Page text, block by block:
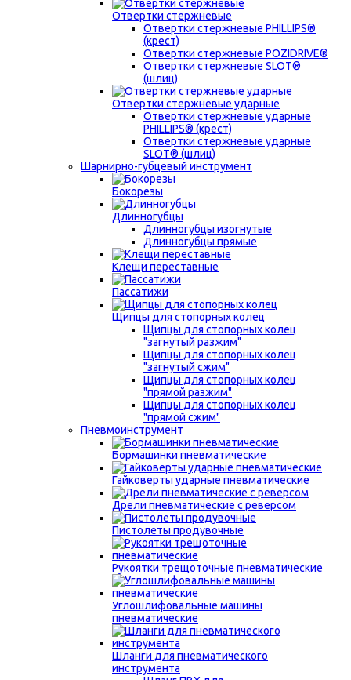
Отвертки стержневые
Отвертки стержневые PHILLIPS®
(крест)
Отвертки стержневые POZIDRIVE®
Отвертки стержневые SLOT®
(шлиц)
Отвертки стержневые ударные
Отвертки стержневые ударные
PHILLIPS® (крест)
Отвертки стержневые ударные
SLOT® (шлиц)
Шарнирно-губцевый инструмент
Бокорезы
Длинногубцы
Длинногубцы изогнутые
Длинногубцы прямые
Клещи переставные
Пассатижи
Щипцы для стопорных колец
Щипцы для стопорных колец
"загнутый разжим"
Щипцы для стопорных колец
"загнутый сжим"
Щипцы для стопорных колец
"прямой разжим"
Щипцы для стопорных колец
"прямой сжим"
Пневмоинструмент
Бормашинки пневматические
Гайковерты ударные пневматические
Дрели пневматические с реверсом
Пистолеты продувочные
Рукоятки трещоточные пневматические
Углошлифовальные машины
пневматические
Шланги для пневматического
инструмента